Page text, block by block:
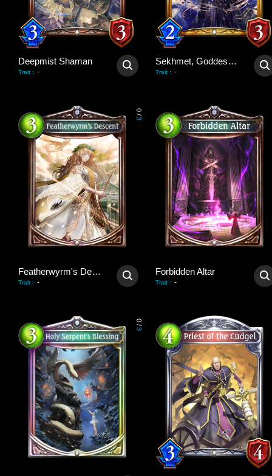
Deepmist Shaman
Trait : -
Sekhmet, Goddess of Plague
Trait : -
0
/
3
Featherwyrm's Descent
Trait : -
Forbidden Altar
Trait : -
0
/
3